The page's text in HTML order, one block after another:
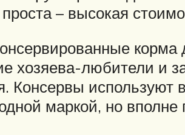
– высокая
хозяева-любители и
Консервы используют
маркой, но